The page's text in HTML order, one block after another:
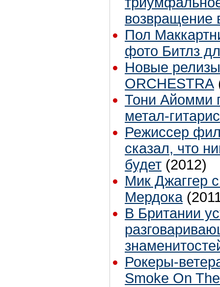
возвращение
Пол
фото Битлз
Новые
ORCHESTRA
Тони Айомми
метал-
Режиссер
сказал, что
будет (2012)
Мик Джаггер
Мердока
В Британии
Рокеры-
Smoke On